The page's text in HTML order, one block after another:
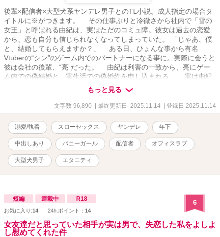
後輩×配信者×大型犬系ヤンデレ男子とのTL小説。成人指定の場合タ
イトルに※がつきます。 その仕事ぶりと冷徹さから社内で「雪の
女王」と呼ばれる由紀は、実はただのコミュ障。彼女は過去の恋愛
から、恋も自分も信じられなくなってしまっていた。 「じゃあ、僕
と、結婚してもらえますか？」 ある日、ひょんな事から有名
Vtuberの“シン”のゲーム内でのパートナーになる事に。実際に会うと
彼は会社の後輩、“亮”だった。 由紀は利害の一致から、亮にゲー
ム内での偽結婚と、実生活での偽婚約を申し込まれる。 実は由紀
と亮はずっと昔に出会っていて……？ あざとい後輩君と、焦った
い【恋のレッスン】始めます。 他サイトでも掲載中。
もっと見る
文字数 96,890 | 最終更新日 2025.11.14 | 登録日 2025.11.14
溺愛/執着 スローセックス ヤンデレ 年下
中出しあり バニーガール 配信者 オフィスラブ
大型犬男子 エタニティ
短編 連載中 R18
お気に入り:14 24h.ポイント： 14
6
女友達だと思っていた相手が実は男で、失恋した私をよしよ
し慰めてくれた件